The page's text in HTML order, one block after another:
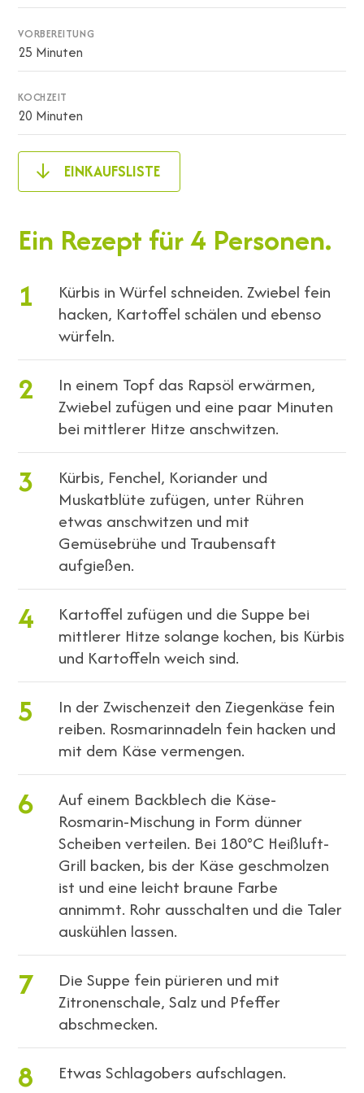
VORBEREITUNG
25 Minuten
KOCHZEIT
20 Minuten
EINKAUFSLISTE
Ein Rezept für 4 Personen.
1
Kürbis in Würfel schneiden. Zwiebel fein
hacken, Kartoffel schälen und ebenso
würfeln.
2
In einem Topf das Rapsöl erwärmen,
Zwiebel zufügen und eine paar Minuten
bei mittlerer Hitze anschwitzen.
3
Kürbis, Fenchel, Koriander und
Muskatblüte zufügen, unter Rühren
etwas anschwitzen und mit
Gemüsebrühe und Traubensaft
aufgießen.
4
Kartoffel zufügen und die Suppe bei
mittlerer Hitze solange kochen, bis Kürbis
und Kartoffeln weich sind.
5
In der Zwischenzeit den Ziegenkäse fein
reiben. Rosmarinnadeln fein hacken und
mit dem Käse vermengen.
6
Auf einem Backblech die Käse-
Rosmarin-Mischung in Form dünner
Scheiben verteilen. Bei 180°C Heißluft-
Grill backen, bis der Käse geschmolzen
ist und eine leicht braune Farbe
annimmt. Rohr ausschalten und die Taler
auskühlen lassen.
7
Die Suppe fein pürieren und mit
Zitronenschale, Salz und Pfeffer
abschmecken.
8 Etwas Schlagobers aufschlagen.